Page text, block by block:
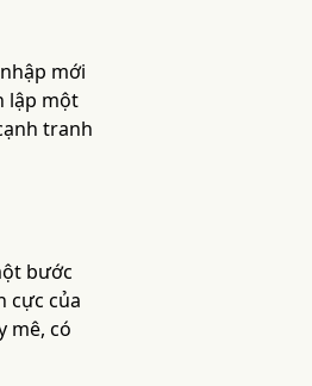
mới
lập một
tranh
bước
cực của
mê, có